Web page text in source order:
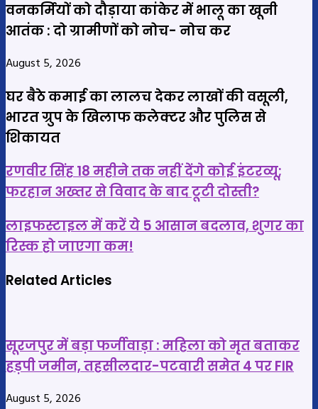
वनकर्मियों को दौड़ाया कांकेर में भालू का खूनी
आतंक : दो ग्रामीणों को नोच- नोच कर
August 5, 2026
घर बैठे कमाई का लालच देकर लाखों की वसूली,
भारत ग्रुप के खिलाफ कलेक्टर और पुलिस से
शिकायत
रणवीर
सिंह
महीने
तक
देंगे
फरहान
अख्तर
से
विवाद
रणवीर सिंह 18 महीने तक नहीं देंगे कोई इंटरव्यू;
फरहान अख्तर से विवाद के बाद टूटी दोस्ती?
लाइफस्टाइल
में
ये
शुगर
का
रिस्क
लाइफस्टाइल में करें ये 5 आसान बदलाव, शुगर का
रिस्क हो जाएगा कम!
Related Articles
सूरजपुर में बड़ा फर्जीवाड़ा : महिला को मृत बताकर
हड़पी जमीन, तहसीलदार-पटवारी समेत 4 पर FIR
August 5, 2026